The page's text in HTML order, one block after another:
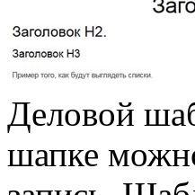
Деловой
шапке